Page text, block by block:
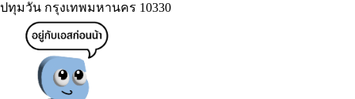
ปทุมวัน กรุงเทพมหานคร 10330